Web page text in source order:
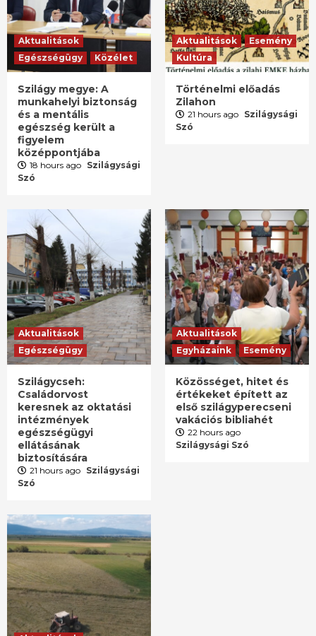
Aktualitások
Egészségügy
Közélet
Szilágy megye: A
munkahelyi biztonság
és a mentális
egészség került a
figyelem
középpontjába
18 hours ago Szilágysági
Szó
Aktualitások
Esemény
Kultúra
Történelmi előadás
Zilahon
21 hours ago Szilágysági
Szó
Aktualitások
Egészségügy
Szilágycseh:
Családorvost
keresnek az oktatási
intézmények
egészségügyi
ellátásának
biztosítására
21 hours ago Szilágysági
Szó
Aktualitások
Egyházaink
Esemény
Közösséget, hitet és
értékeket épített az
első szilágyperecseni
vakációs bibliahét
22 hours ago
Szilágysági Szó